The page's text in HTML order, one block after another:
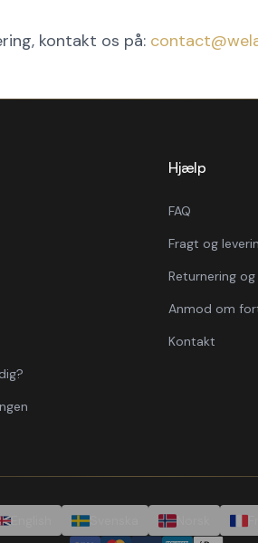
kontakt os på:
Hjælp
FAQ
Fragt og
Returnering
Anmod om
Kontakt
English Svenska Norsk